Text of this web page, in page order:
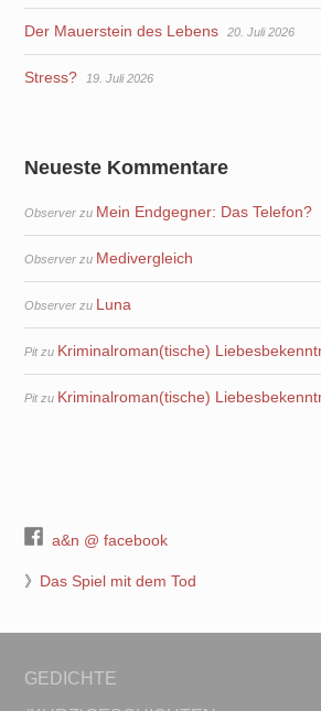
Der Mauerstein des Lebens 20. Juli 2026
Stress? 19. Juli 2026
Neueste Kommentare
Observer zu Mein Endgegner: Das Telefon?
Observer zu Medivergleich
Observer zu Luna
Pitzu Kriminalroman(tische)
Pitzu Kriminalroman(tische)
a&n @ facebook
》 Das Spiel mit dem Tod
GEDICHTE